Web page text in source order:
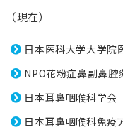
（現在）
日本医科大学大学院
NPO花粉症鼻副鼻
日本耳鼻咽喉科学
日本耳鼻咽喉科免